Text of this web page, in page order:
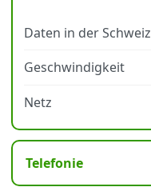
Daten in der Schweiz
Geschwindigkeit
Netz
Telefonie